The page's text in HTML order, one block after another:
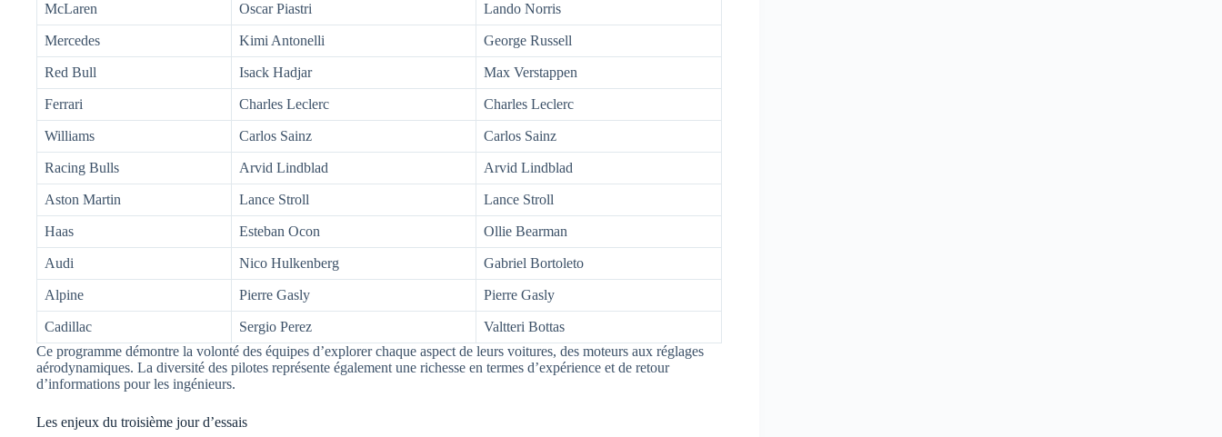
McLaren Oscar Piastri Lando Norris
Mercedes Kimi Antonelli George Russell
Red Bull Isack Hadjar Max Verstappen
Ferrari Charles Leclerc Charles Leclerc
Williams Carlos Sainz Carlos Sainz
Racing Bulls Arvid Lindblad Arvid Lindblad
Aston Martin Lance Stroll Lance Stroll
Haas Esteban Ocon Ollie Bearman
Audi Nico Hulkenberg Gabriel Bortoleto
Alpine Pierre Gasly Pierre Gasly
Cadillac Sergio Perez
Valtteri Bottas
Ce programme démontre la volonté des équipes d’explorer chaque aspect de leurs voitures, des moteurs aux réglages
aérodynamiques. La diversité des pilotes représente également une richesse en termes d’expérience et de retour
d’informations pour les ingénieurs.
Les enjeux du troisième jour d’essais